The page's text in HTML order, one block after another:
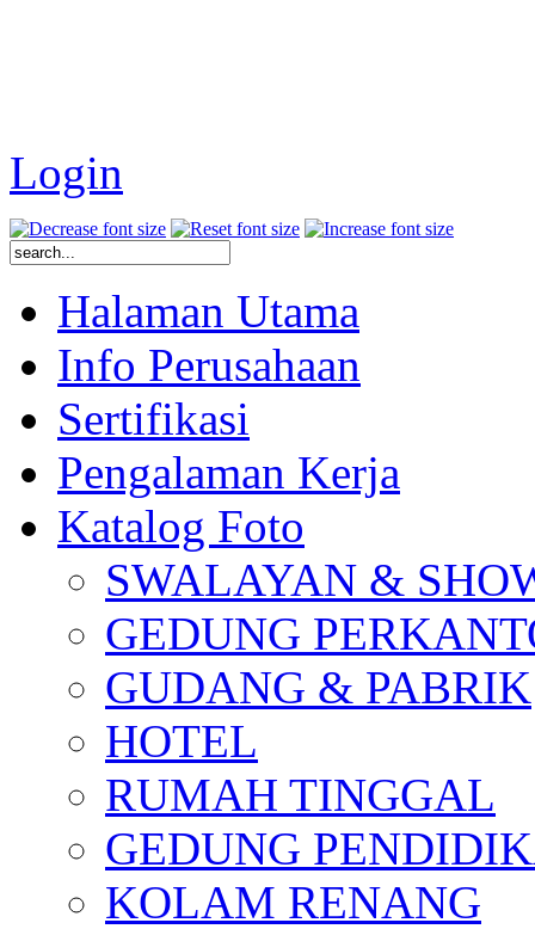
Login
Halaman Utama
Info Perusahaan
Sertifikasi
Pengalaman Kerja
Katalog Foto
SWALAYAN &
GEDUNG
GUDANG & PABRIK
HOTEL
RUMAH TINGGAL
GEDUNG
KOLAM RENANG